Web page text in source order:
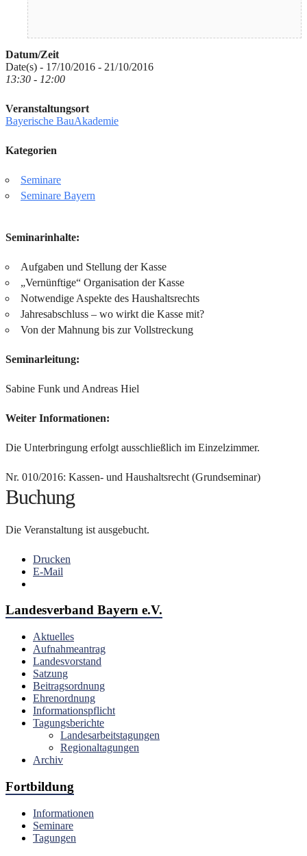
Datum/Zeit
Date(s) - 17/10/2016 - 21/10/2016
13:30 - 12:00
Veranstaltungsort
Bayerische BauAkademie
Kategorien
Seminare
Seminare Bayern
Seminarinhalte:
Aufgaben und Stellung der Kasse
„Vernünftige“ Organisation der Kasse
Notwendige Aspekte des Haushaltsrechts
Jahresabschluss – wo wirkt die Kasse mit?
Von der Mahnung bis zur Vollstreckung
Seminarleitung:
Sabine Funk und Andreas Hiel
Weiter Informationen:
Die Unterbringung erfolgt ausschließlich im Einzelzimmer.
Nr. 010/2016: Kassen- und Haushaltsrecht (Grundseminar)
Buchung
Die Veranstaltung ist ausgebucht.
Drucken
E-Mail
Landesverband Bayern e.V.
Aktuelles
Aufnahmeantrag
Landesvorstand
Satzung
Beitragsordnung
Ehrenordnung
Informationspflicht
Tagungsberichte
Landesarbeitstagungen
Regionaltagungen
Archiv
Fortbildung
Informationen
Seminare
Tagungen